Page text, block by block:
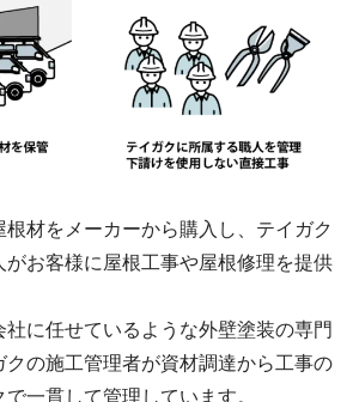
材をメーカーから購入し、テイガク
がお客様に屋根工事や屋根修理を提供
社に任せているような外壁塗装の専門
クの施工管理者が資材調達から工事の
一貫して管理しています。